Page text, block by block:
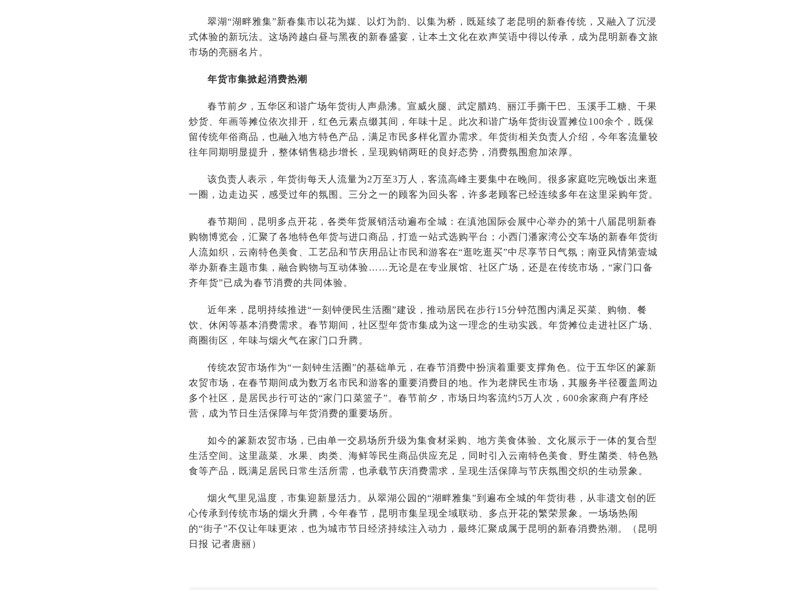
翠湖“湖畔雅集”新春集市以花为媒、以灯为韵、以集为桥，既延续了老昆明的新春传统，又融入了沉浸
式体验的新玩法。这场跨越白昼与黑夜的新春盛宴，让本土文化在欢声笑语中得以传承，成为昆明新春文旅
市场的亮丽名片。
年货市集掀起消费热潮
春节前夕，五华区和谐广场年货街人声鼎沸。宣威火腿、武定腊鸡、丽江手撕干巴、玉溪手工糖、干果
炒货、年画等摊位依次排开，红色元素点缀其间，年味十足。此次和谐广场年货街设置摊位100余个，既保
留传统年俗商品，也融入地方特色产品，满足市民多样化置办需求。年货街相关负责人介绍，今年客流量较
往年同期明显提升，整体销售稳步增长，呈现购销两旺的良好态势，消费氛围愈加浓厚。
该负责人表示，年货街每天人流量为2万至3万人，客流高峰主要集中在晚间。很多家庭吃完晚饭出来逛
一圈，边走边买，感受过年的氛围。三分之一的顾客为回头客，许多老顾客已经连续多年在这里采购年货。
春节期间，昆明多点开花，各类年货展销活动遍布全城：在滇池国际会展中心举办的第十八届昆明新春
购物博览会，汇聚了各地特色年货与进口商品，打造一站式选购平台；小西门潘家湾公交车场的新春年货街
人流如织，云南特色美食、工艺品和节庆用品让市民和游客在“逛吃逛买”中尽享节日气氛；南亚风情第壹城
举办新春主题市集，融合购物与互动体验……无论是在专业展馆、社区广场，还是在传统市场，“家门口备
齐年货”已成为春节消费的共同体验。
近年来，昆明持续推进“一刻钟便民生活圈”建设，推动居民在步行15分钟范围内满足买菜、购物、餐
饮、休闲等基本消费需求。春节期间，社区型年货市集成为这一理念的生动实践。年货摊位走进社区广场、
商圈街区，年味与烟火气在家门口升腾。
传统农贸市场作为“一刻钟生活圈”的基础单元，在春节消费中扮演着重要支撑角色。位于五华区的篆新
农贸市场，在春节期间成为数万名市民和游客的重要消费目的地。作为老牌民生市场，其服务半径覆盖周边
多个社区，是居民步行可达的“家门口菜篮子”。春节前夕，市场日均客流约5万人次，600余家商户有序经
营，成为节日生活保障与年货消费的重要场所。
如今的篆新农贸市场，已由单一交易场所升级为集食材采购、地方美食体验、文化展示于一体的复合型
生活空间。这里蔬菜、水果、肉类、海鲜等民生商品供应充足，同时引入云南特色美食、野生菌类、特色熟
食等产品，既满足居民日常生活所需，也承载节庆消费需求，呈现生活保障与节庆氛围交织的生动景象。
烟火气里见温度，市集迎新显活力。从翠湖公园的“湖畔雅集”到遍布全城的年货街巷，从非遗文创的匠
心传承到传统市场的烟火升腾，今年春节，昆明市集呈现全域联动、多点开花的繁荣景象。一场场热闹
的“街子”不仅让年味更浓，也为城市节日经济持续注入动力，最终汇聚成属于昆明的新春消费热潮。（昆明
日报 记者唐丽）